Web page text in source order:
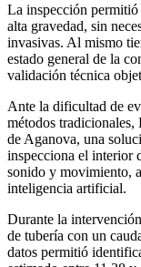
La inspección
alta gravedad, sin
invasivas. Al mismo
estado general de la
validación técnica
Ante la dificultad de
métodos
de Aganova, una
inspecciona el interior
sonido y movimiento,
inteligencia artificial.
Durante la
de tubería con un
datos permitió